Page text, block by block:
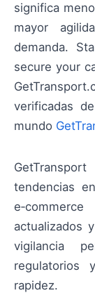
significa
mayor
demanda.
secure your
verificadas
mundo
tendencias
actualizados
vigilancia
regulatorios
rapidez.